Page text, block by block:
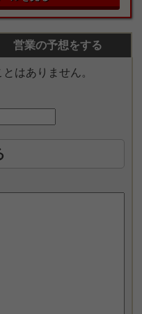
営業の予想をする
はありません。